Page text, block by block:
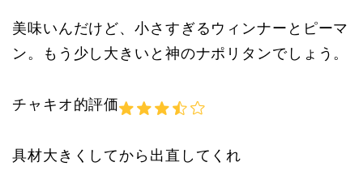
美味いんだけど、小さすぎるウィンナーとピーマ
ン。もう少し大きいと神のナポリタンでしょう。
チャキオ的評価
具材大きくしてから出直してくれ